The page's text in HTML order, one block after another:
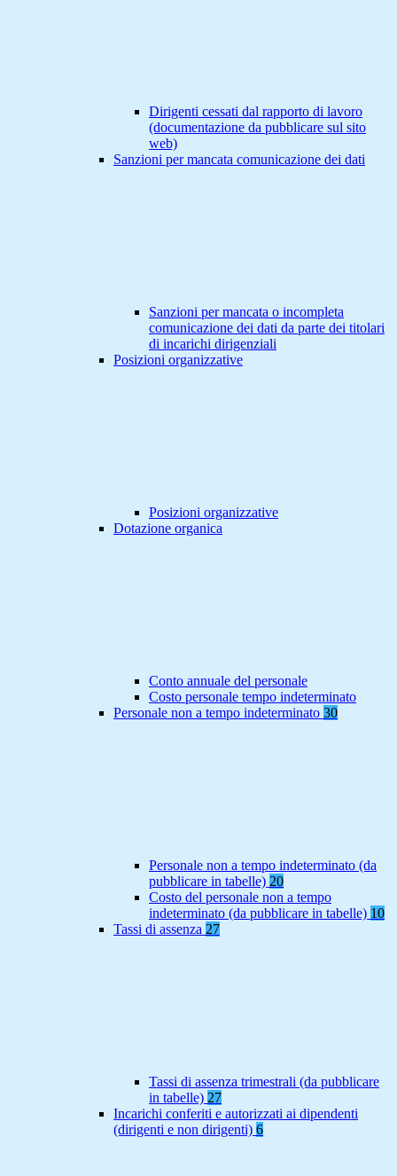
Dirigenti cessati dal rapporto di lavoro
(documentazione da pubblicare sul sito
web)
Sanzioni per mancata comunicazione dei dati
Sanzioni per mancata o incompleta
comunicazione dei dati da parte dei titolari
di incarichi dirigenziali
Posizioni organizzative
Posizioni organizzative
Dotazione organica
Conto annuale del personale
Costo personale tempo indeterminato
Personale non a tempo indeterminato 30
Personale non a tempo indeterminato (da
pubblicare in tabelle) 20
Costo del personale non a tempo
indeterminato (da pubblicare in tabelle) 10
Tassi di assenza 27
Tassi di assenza trimestrali (da pubblicare
in tabelle) 27
Incarichi conferiti e autorizzati ai dipendenti
(dirigenti e non dirigenti) 6